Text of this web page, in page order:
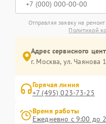
Отправляя заявку на
Политикой
Адрес сервисного
г. Москва, ул. Чаянова
Горячая линия
+7 (495) 023-73-25
Время работы
Ежедневно с 9:00 до